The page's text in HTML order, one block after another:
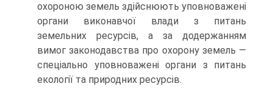
охороною земель здійснюють уповноважені
органи виконавчої вла­ди з питань
земельних ресурсів, а за додержанням
вимог законодавст­ва про охорону земель —
спеціально уповноважені органи з питань
екології та природних ресурсів.